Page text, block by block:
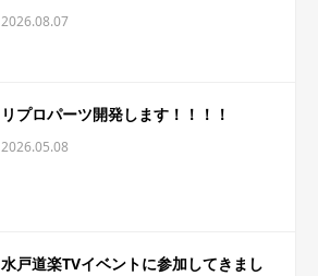
2026.08.07
リプロパーツ開発します！！！！
2026.05.08
水戸道楽TVイベントに参加してきまし